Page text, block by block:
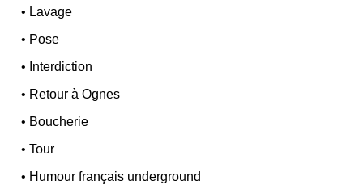
• Lavage
• Pose
• Interdiction
• Retour à Ognes
• Boucherie
•Tour
• Humour français underground